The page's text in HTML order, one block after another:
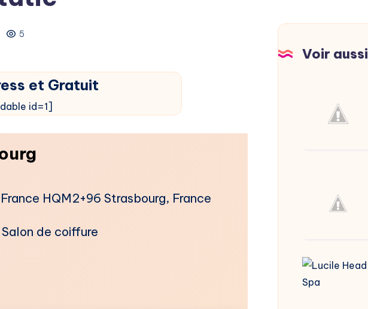
5
et Gratuit
id=1]
HQM2+96 Strasbourg, France
de coiffure
Voir aussi
MAURICIA
Lucile
Head